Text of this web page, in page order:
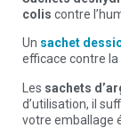
colis contre
Un sachet
efficace contre la
Les sachets
d’utilisation, il
votre emballage